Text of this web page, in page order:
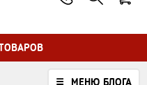
МЕНЮ БЛОГА